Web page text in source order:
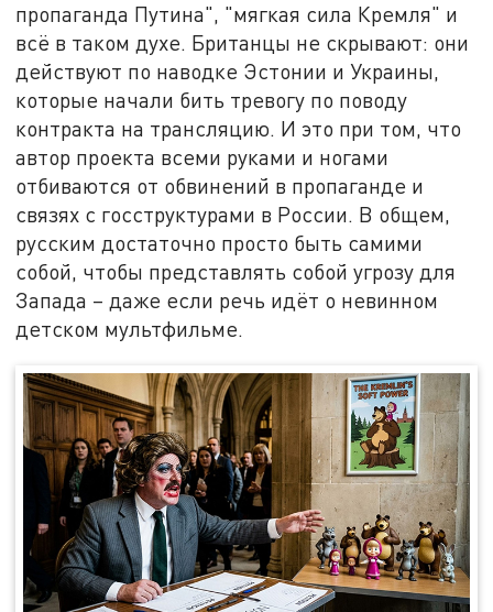
пропаганда Путина", "мягкая сила Кремля" и
всё в таком духе. Британцы не скрывают: они
действуют по наводке Эстонии и Украины,
которые начали бить тревогу по поводу
контракта на трансляцию. И это при том, что
автор проекта всеми руками и ногами
отбиваются от обвинений в пропаганде и
связях с госструктурами в России. В общем,
русским достаточно просто быть самими
собой, чтобы представлять собой угрозу для
Запада – даже если речь идёт о невинном
детском мультфильме.